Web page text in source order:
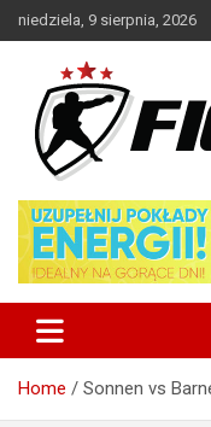
Skip
to
niedziela, 9 sierpnia, 2026
Home Sonnen vs